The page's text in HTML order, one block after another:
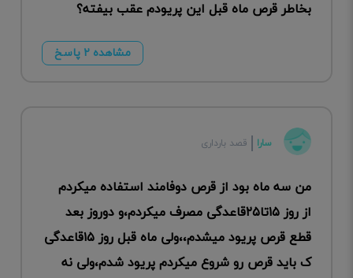
بخاطر قرص ماه قبل این پریودم عقب بیفته؟
مشاهده ۲ پاسخ
سارا قصد بارداری
من سه ماه بود از قرص دوفامند استفاده میکردم
از روز ۱۵تا۲۵قاعدگی مصرف میکردم،و دوروز بعد
قطع قرص پریود میشدم،،ولی ماه قبل روز ۱۵قاعدگی
ک‌ باید قرص رو شروع میکردم پریود شدم،ولی نه